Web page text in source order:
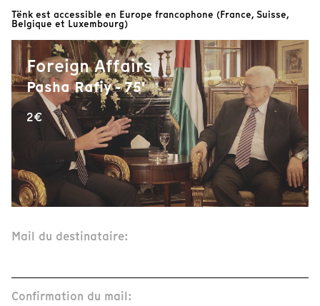
Tënk est accessible en Europe francophone (France, Suisse,
Belgique et Luxembourg)
Foreign Affairs
Pasha Rafiy - 75'
2€
Mail du destinataire:
Confirmation du mail: